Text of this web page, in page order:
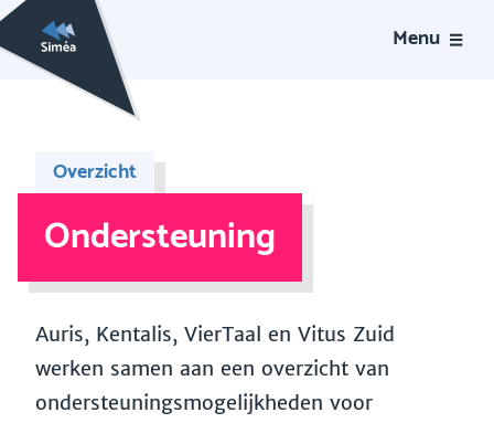
Menu
Overzicht
Ondersteuning
Auris, Kentalis, VierTaal en Vitus Zuid
werken samen aan een overzicht van
ondersteuningsmogelijkheden voor